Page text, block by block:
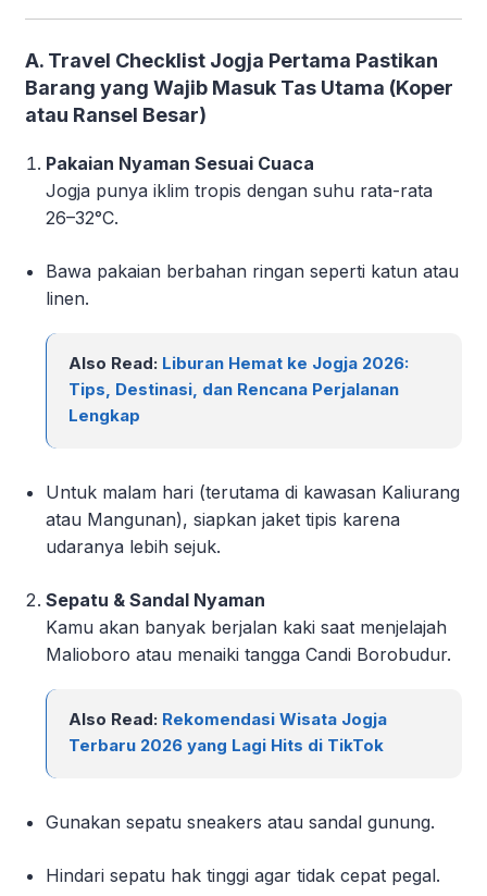
A. Travel Checklist Jogja Pertama Pastikan
Barang yang Wajib Masuk Tas Utama (Koper
atau Ransel Besar)
Pakaian Nyaman Sesuai Cuaca
Jogja punya iklim tropis dengan suhu rata-rata
26–32°C.
Bawa pakaian berbahan ringan seperti katun atau
linen.
Also Read: Liburan Hemat ke Jogja 2026:
Tips, Destinasi, dan Rencana Perjalanan
Lengkap
Untuk malam hari (terutama di kawasan Kaliurang
atau Mangunan), siapkan jaket tipis karena
udaranya lebih sejuk.
Sepatu & Sandal Nyaman
Kamu akan banyak berjalan kaki saat menjelajah
Malioboro atau menaiki tangga Candi Borobudur.
Also Read: Rekomendasi Wisata Jogja
Terbaru 2026 yang Lagi Hits di TikTok
Gunakan sepatu sneakers atau sandal gunung.
Hindari sepatu hak tinggi agar tidak cepat pegal.